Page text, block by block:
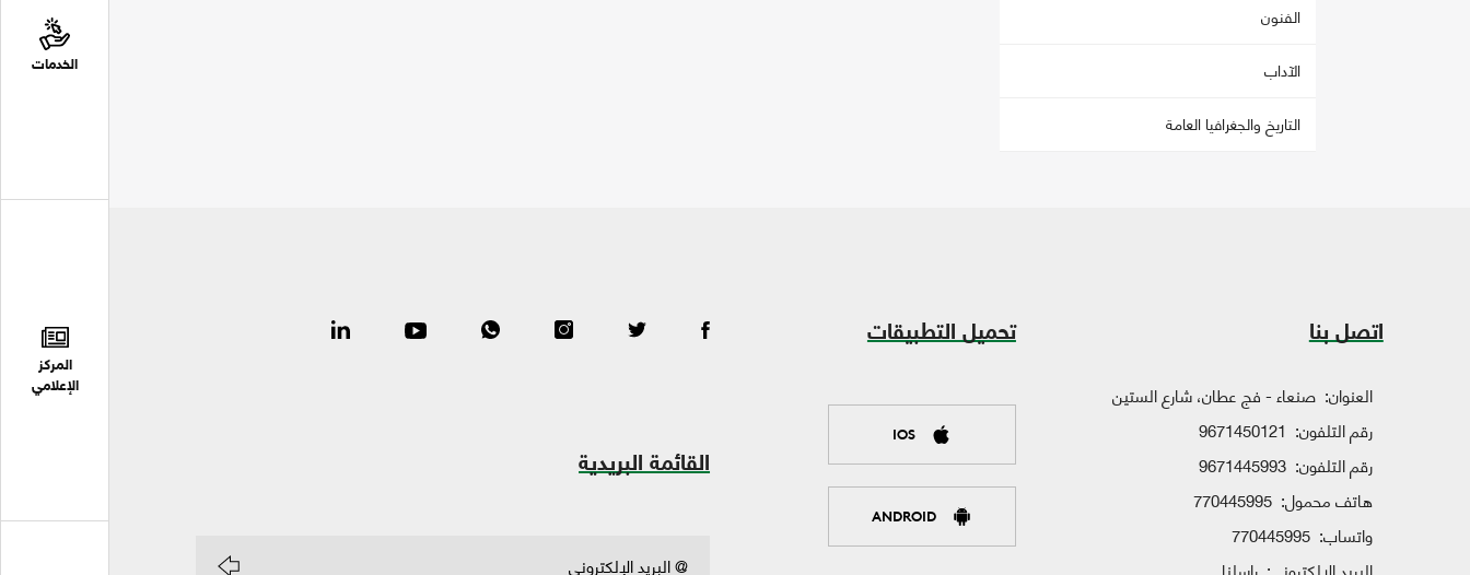
الخدمات
المركز
الإعلامي
الفنون
الآداب
التاريخ والجغرافيا العامة
اتصل بنا
العنوان: صنعاء - فج عطان، شارع الستين
رقم التلفون: 9671450121
رقم التلفون: 9671445993
هاتف محمول: 770445995
واتساب: 770445995
تحميل التطبيقات
IOS
ANDROID
القائمة البريدية